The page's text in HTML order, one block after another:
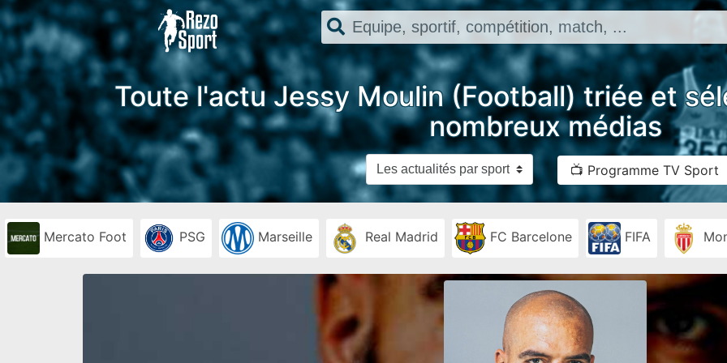
Toute l'actu Jessy Moulin (Football) triée et
nombreux médias
📺 Programme TV Sport
Mercato Foot PSG Marseille Real Madrid FC Barcelone FIFA